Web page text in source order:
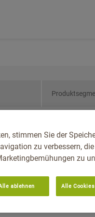
stimmen Sie der
zu verbessern, die
zu
ablehnen Alle